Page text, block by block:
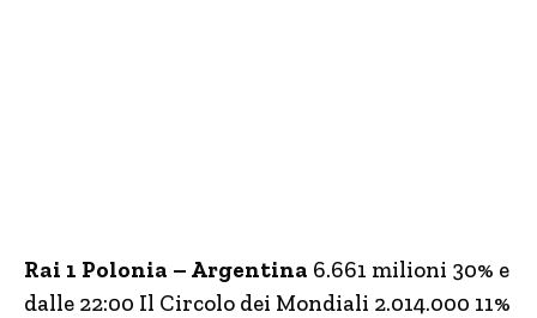
Rai 1 Polonia – Argentina 6.661 milioni 30% e
dalle 22:00 Il Circolo dei Mondiali 2.014.000 11%